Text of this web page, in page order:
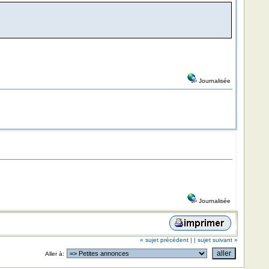
Journalisée
Journalisée
« sujet précédent | | sujet suivant »
Aller à: